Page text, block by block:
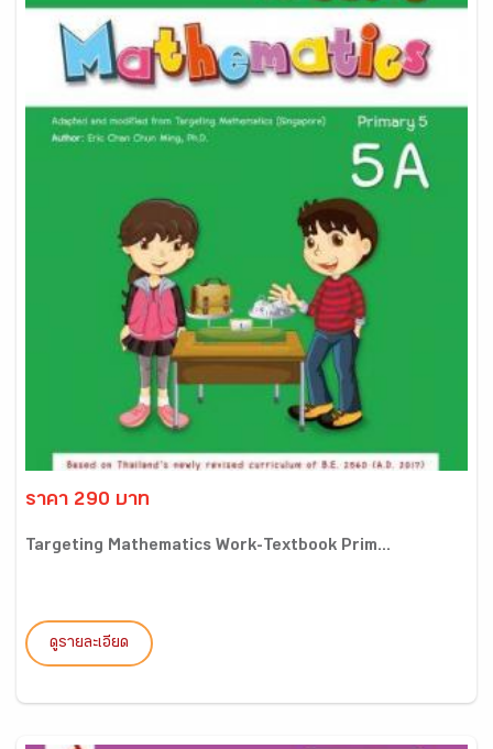
ราคา 290 บาท
Targeting Mathematics Work-Textbook Prim...
ดูรายละเอียด